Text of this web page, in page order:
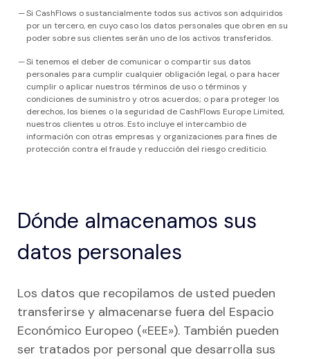
Si CashFlows o sustancialmente todos sus activos son adquiridos
por un tercero, en cuyo caso los datos personales que obren en su
poder sobre sus clientes serán uno de los activos transferidos.
Si tenemos el deber de comunicar o compartir sus datos
personales para cumplir cualquier obligación legal, o para hacer
cumplir o aplicar nuestros términos de uso o términos y
condiciones de suministro y otros acuerdos; o para proteger los
derechos, los bienes o la seguridad de CashFlows Europe Limited,
nuestros clientes u otros. Esto incluye el intercambio de
información con otras empresas y organizaciones para fines de
protección contra el fraude y reducción del riesgo crediticio.
Dónde almacenamos sus
datos personales
Los datos que recopilamos de usted pueden
transferirse y almacenarse fuera del Espacio
Económico Europeo («EEE»). También pueden
ser tratados por personal que desarrolla sus